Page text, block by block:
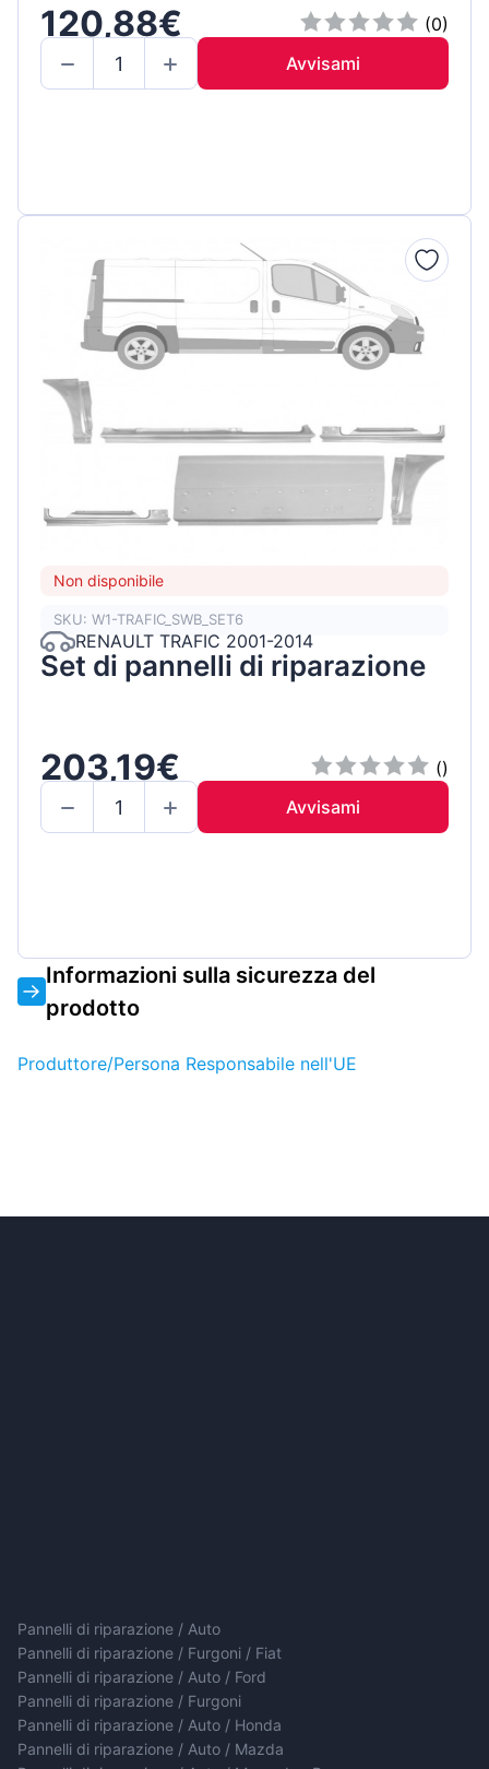
120,88€
(0)
Avvisami
Non disponibile
SKU: W1-TRAFIC_SWB_SET6
RENAULT TRAFIC 2001-2014
Set di pannelli di riparazione
203,19€
()
Avvisami
Informazioni sulla sicurezza del
prodotto
Produttore/Persona Responsabile nell'UE
Pannelli di riparazione / Auto
Pannelli di riparazione / Furgoni / Fiat
Pannelli di riparazione / Auto / Ford
Pannelli di riparazione / Furgoni
Pannelli di riparazione / Auto / Honda
Pannelli di riparazione / Auto / Mazda